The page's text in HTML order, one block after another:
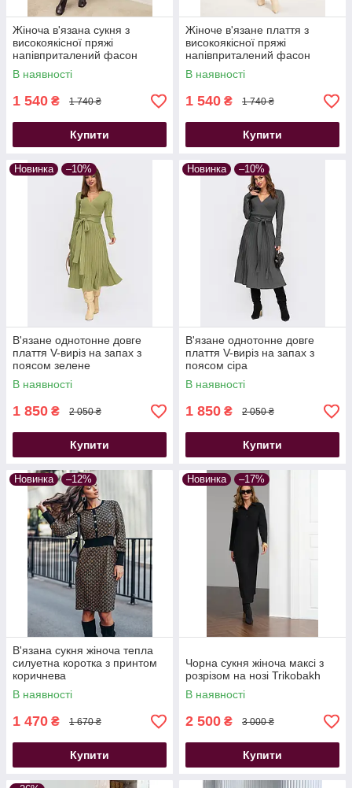
Жіноча в'язана сукня з
високоякісної пряжі
напівприталений фасон
принт «гусяча лапка» чорна
В наявності
1 540 ₴ 1 740 ₴
Купити
Жіноче в'язане плаття з
високоякісної пряжі
напівприталений фасон
принт «гусяча лапка»
блакитне
В наявності
1 540 ₴ 1 740 ₴
Купити
Новинка –10%
В'язане однотонне довге
плаття V-виріз на запах з
поясом зелене
В наявності
1 850 ₴ 2 050 ₴
Купити
Новинка –10%
В'язане однотонне довге
плаття V-виріз на запах з
поясом сіра
В наявності
1 850 ₴ 2 050 ₴
Купити
Новинка –12%
В'язана сукня жіноча тепла
силуетна коротка з принтом
коричнева
В наявності
1 470 ₴ 1 670 ₴
Купити
Новинка –17%
Чорна сукня жіноча максі з
розрізом на нозі Trikobakh
В наявності
2 500 ₴ 3 000 ₴
Купити